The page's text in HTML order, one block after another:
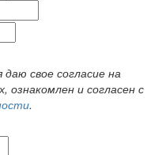
свое согласие на
ознакомлен и согласен с
.